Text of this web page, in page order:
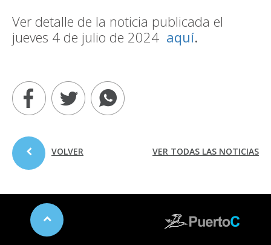
Ver detalle de la noticia publicada el
jueves 4 de julio de 2024 aquí.
VER TODAS LAS NOTICIAS
VOLVER